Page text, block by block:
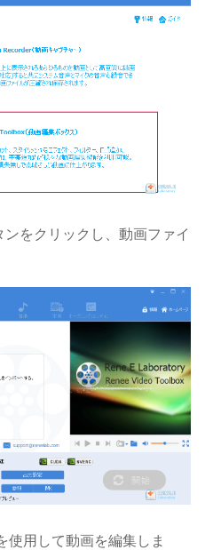
をクリックし、動画ファイ
使用して動画を編集しま